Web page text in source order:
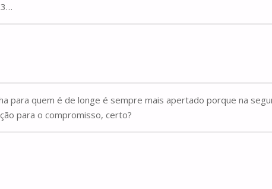
para quem é de longe é sempre mais apertado porque na
para o compromisso, certo?